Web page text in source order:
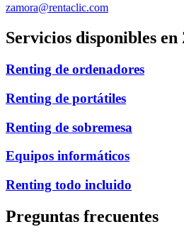
zamora@rentaclic.com
Servicios disponibles en
Renting de ordenadores
Renting de portátiles
Renting de sobremesa
Equipos informáticos
Renting todo incluido
Preguntas frecuentes